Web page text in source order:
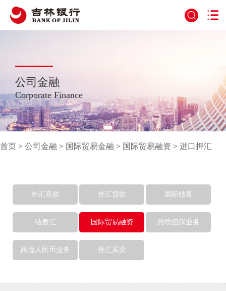
公司金融
Corporate Finance
首页 > 公司金融 > 国际贸易金融 > 国际贸易融资 > 进口押汇
外汇存款 外汇贷款 国际结算
结售汇 国际贸易融资 跨境担保业务
跨境人民币业务 外汇买卖